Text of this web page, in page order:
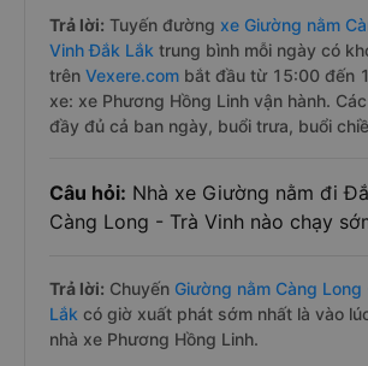
Trả lời: Tuyến đường xe Giường nằm
Vinh Đắk Lắk trung bình mỗi ngày có
trên Vexere.com bắt đầu từ 15:00 đến
xe: xe Phương Hồng Linh vận hành.
đầy đủ cả ban ngày, buổi trưa, buổi
Câu hỏi: Nhà xe Giường nằm đi
Càng Long - Trà Vinh nào chạy
Trả lời: Chuyến Giường nằm Càng
Lắk có giờ xuất phát sớm nhất là vào
nhà xe Phương Hồng Linh.